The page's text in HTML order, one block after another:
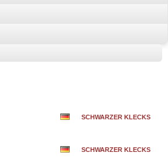
SCHWARZER KLECKS
SCHWARZER KLECKS